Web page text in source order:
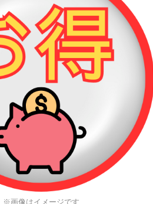
※画像はイメージです